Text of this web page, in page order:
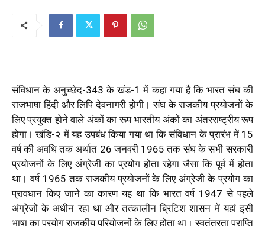
संविधान के अनुच्छेद-343 के खंड-1 में कहा गया है कि भारत संघ की
राजभाषा हिंदी और लिपि देवनागरी होगी। संघ के राजकीय प्रयोजनों के
लिए प्रयुक्त होने वाले अंकों का रूप भारतीय अंकों का अंतरराष्ट्रीय रूप
होगा। खंडि-२ में यह उपबंध किया गया था कि संविधान के प्रारंभ में 15
वर्ष की अवधि तक अर्थात 26 जनवरी 1965 तक संघ के सभी सरकारी
प्रयोजनों के लिए अंग्रेजी का प्रयोग होता रहेगा जैसा कि पूर्व में होता
था। वर्ष 1965 तक राजकीय प्रयोजनों के लिए अंग्रेजी के प्रयोग का
प्रावधान किए जाने का कारण यह था कि भारत वर्ष 1947 से पहले
अंग्रेजों के अधीन रहा था और तत्कालीन ब्रिटिश शासन में यहां इसी
भाषा का प्रयोग राजकीय परियोजनों के लिए होता था। स्वतंत्रता प्राप्ति